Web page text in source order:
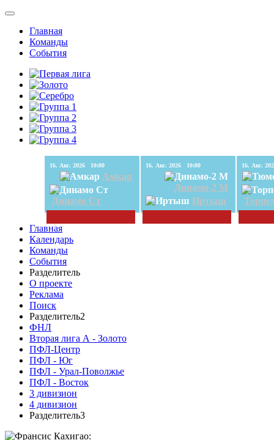
Главная
Команды
События
16. Авг. 2026 10:00
Амкар
Динамо Ст
16. Авг. 2026 10:00
Динамо-2 М
Иртыш
Главная
Календарь
Команды
События
Разделитель
О проекте
Реклама
Поиск
Разделитель2
ФНЛ
Вторая лига А - Золото
ПФЛ-Центр
ПФЛ - Юг
ПФЛ - Урал-Поволжье
ПФЛ - Восток
3 дивизион
4 дивизион
Разделитель3